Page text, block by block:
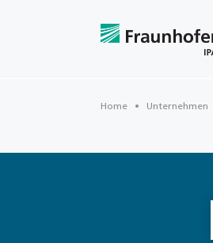
Home Unternehmen